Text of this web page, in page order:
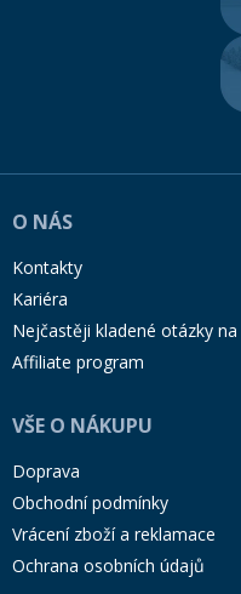
O NÁS
Kontakty
Kariéra
Nejčastěji kladené otázky
Affiliate program
VŠE O NÁKUPU
Doprava
Obchodní podmínky
Vrácení zboží a reklamace
Ochrana osobních údajů